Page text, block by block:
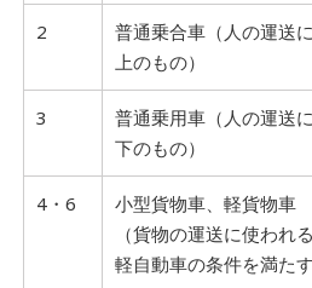
2
普通乗合車（人の運送
上のもの）
3
普通乗用車（人の運送
下のもの）
4・6
小型貨物車、軽貨物車
（貨物の運送に使われ
軽自動車の条件を満たす